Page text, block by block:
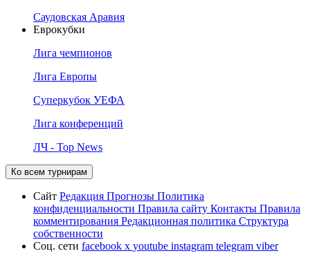
Саудовская Аравия
Еврокубки
Лига чемпионов
Лига Европы
Суперкубок УЕФА
Лига конференций
ЛЧ - Top News
Ко всем турнирам
Сайт Редакция Прогнозы Политика
конфиденциальности Правила сайту Контакты Правила
комментирования Редакционная политика Структура
собственности
Соц. сети facebook x youtube instagram telegram viber